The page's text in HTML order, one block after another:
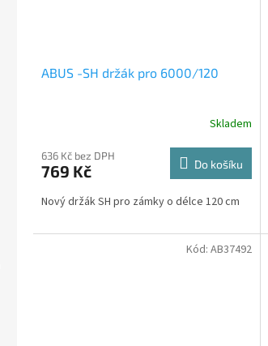
ABUS -SH držák pro 6000/120
Skladem
636 Kč bez DPH
769 Kč Do košíku
Nový držák SH pro zámky o délce 120 cm
Kód: AB37492